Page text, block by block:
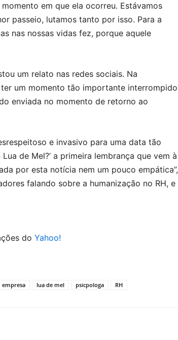
em que ela ocorreu. Estávamos
passeio, lutamos tanto por isso. Para a
nas nossas vidas fez, porque aquele
um relato nas redes sociais. Na
um momento tão importante interrompido
enviada no momento de retorno ao
e invasivo para uma data tão
de Mel?’ a primeira lembrança que vem à
por esta notícia nem um pouco empática”,
falando sobre a humanização no RH, e
do Yahoo!
empresa lua de mel psicpologa RH